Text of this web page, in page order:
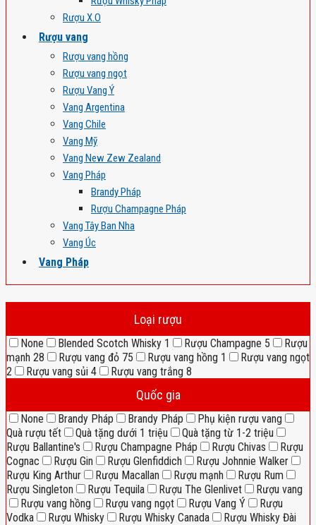
Rượu X.O
Rượu vang
Rượu vang hồng
Rượu vang ngọt
Rượu Vang Ý
Vang Argentina
Vang Chile
Vang Mỹ
Vang New Zew Zealand
Vang Pháp
Brandy Pháp
Rượu Champagne Pháp
Vang Tây Ban Nha
Vang Úc
Vang Pháp
Loại rượu
None Blended Scotch Whisky 1 Rượu Champagne 5
Rượu
mạnh 28 Rượu vang đỏ 75 Rượu vang hồng 1
Rượu vang ngọt
2
Rượu vang sủi 4 Rượu vang trắng 8
Quốc gia
None Brandy Pháp Brandy Pháp
Phụ kiện rượu vang
Quà rượu tết
Quà tặng dưới 1 triệu
Quà tặng từ 1-2 triệu
Rượu Ballantine's
Rượu Champagne Pháp Rượu Chivas
Rượu
Cognac
Rượu Gin Rượu Glenfiddich
Rượu Johnnie Walker
Rượu King Arthur
Rượu Macallan Rượu mạnh
Rượu Rum
Rượu Singleton
Rượu Tequila Rượu The Glenlivet
Rượu vang
Rượu vang hồng
Rượu vang ngọt Rượu Vang Ý
Rượu
Vodka
Rượu Whisky Rượu Whisky Canada Rượu Whisky Đài